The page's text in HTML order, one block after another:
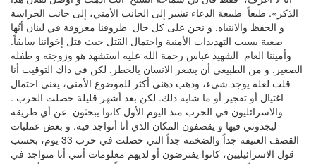
الذكر». طبعاً طبيعة الدعاء تشير إلى الجانب الأمني، إلى جانب الحراسة
و الحفظ والانتباه. و نحن على كل حال ظروفنا معروفة في لبنان أنّها
صعبة بسبب التهديدات الأمنية واحتمال القتل حيث قتل إخواننا سابقاً.
وأميننا العام الشهيد عباس رحمة الله عليه استشهد هو وزوجته و طفله
الصغير. و من الطبيعي أن يشعر الانسان بالخطر. لكن في ذاك التوقيت أنا
قلت لعله يوجد شيء، وذهب ذهني أكثر للموضوع الأمني، يعني احتمال
اغتيال أو تفجير أو ما شابه ذلك. لكن بعد أشهر قليلة حصلت الحرب .
والاسرائليون في الحرب منذ اليوم الأول كانوا يبحثون عن أي طريقة
ليجدوني فيها و يقصفون المكان الذي أنا أتواجد فيه. و بعض عمليات
القصف العنيفة جداً والضخمة جداً التي حصلت في حرب 33 يوم، بحسب
قول الاسرائيليين، كانوا يفترضون أو لديهم معلومات أنني أنا متواجد في